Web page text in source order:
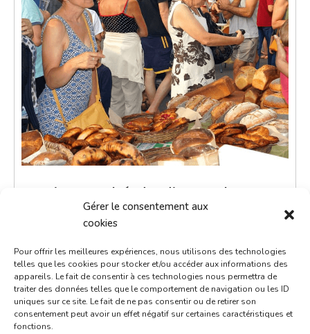
Gérer le consentement aux
cookies
Pour offrir les meilleures expériences, nous utilisons des technologies
telles que les cookies pour stocker et/ou accéder aux informations des
appareils. Le fait de consentir à ces technologies nous permettra de
traiter des données telles que le comportement de navigation ou les ID
uniques sur ce site. Le fait de ne pas consentir ou de retirer son
consentement peut avoir un effet négatif sur certaines caractéristiques et
fonctions.
Petit marché du dimanche
14 octobre 2035
Place de la République
Marchés
Le petit marché du dimanche est un moment de